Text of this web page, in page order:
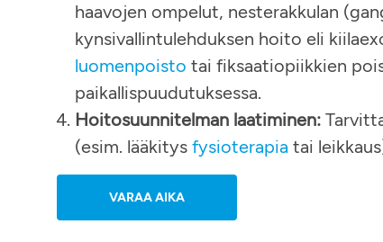
haavojen ompelut, nesterakkulan
kynsivallintulehduksen hoito eli
luomenpoisto tai fiksaatiopiikkien
paikallispuudutuksessa.
Hoitosuunnitelman laatiminen:
(esim. lääkitys fysioterapia tai
VARAA AIKA